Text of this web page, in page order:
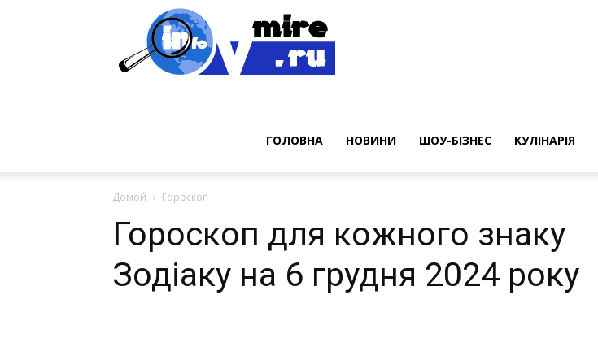
ГОЛОВНА НОВИНИ ШОУ-БІЗНЕС КУЛІНАРІЯ
Домой Гороскоп
Гороскоп для кожного знаку
Зодіаку на 6 грудня 2024 року